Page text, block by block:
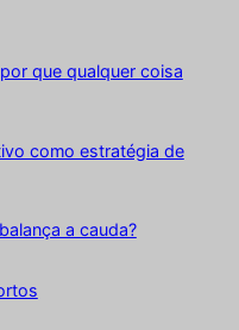
que qualquer coisa
como estratégia de
a cauda?